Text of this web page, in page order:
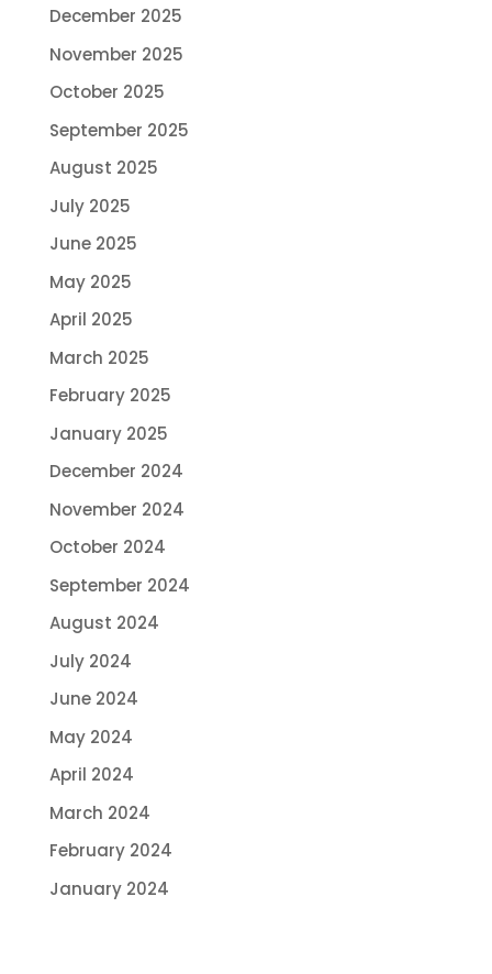
December 2025
November 2025
October 2025
September 2025
August 2025
July 2025
June 2025
May 2025
April 2025
March 2025
February 2025
January 2025
December 2024
November 2024
October 2024
September 2024
August 2024
July 2024
June 2024
May 2024
April 2024
March 2024
February 2024
January 2024